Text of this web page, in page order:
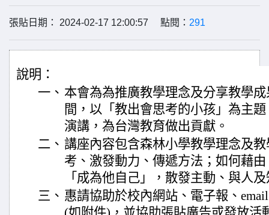
張貼日期： 2024-02-17 12:00:57 點閱： 291
說明：
一、 本會為為推廣教學理念及分享教學
間，以「教出會思考的小孩」為主
演講，為台灣教育做出貢獻。
二、 講座內容包含森林小學教學理念及
考、激發動力、傳遞方法；如何藉
「成為他自己」，散發主動、與人
三、 惠請協助於校內網站、電子報、